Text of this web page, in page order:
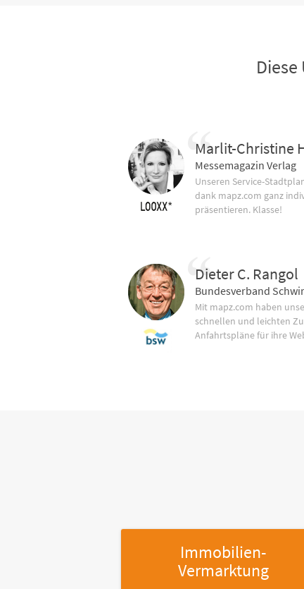
Marlit-Christine
Messemagazin Verlag
Unseren Service-
dank mapz.com ganz
präsentieren. Klasse!
Dieter C. Rangol
Bundesverband
Mit mapz.com haben
schnellen und leichten
Anfahrtspläne für ihre
Immobilien-
Vermarktung